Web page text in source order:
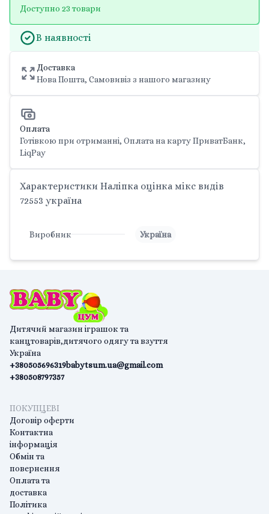
Доступно 23 товари
В наявності
Доставка
Нова Пошта, Самовивіз з нашого магазину
Оплата
Готівкою при отриманні, Оплата на карту ПриватБанк,
LiqPay
Характеристики Наліпка оцінка мікс видів
72553 україна
Виробник Україна
Дитячий магазин іграшок та
канцтоварів,дитячого одягу та взуття
Україна
+380505696319
+380508797357
babytsum.ua@gmail.com
ПОКУПЦЕВІ
Договір оферти
Контактна
інформація
Обмін та
повернення
Оплата та
доставка
Політика